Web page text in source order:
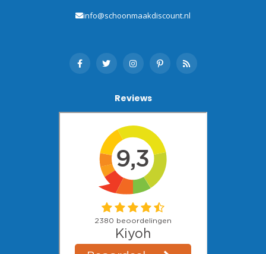
info@schoonmaakdiscount.nl
Reviews